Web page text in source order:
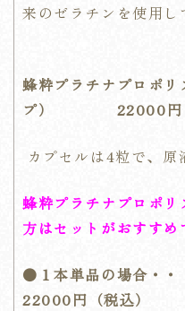
来のゼラチンを使用し
蜂粋プラチナプロポリ
プ） 22000
カプセルは4粒で、原
蜂粋プラチナプロポ
方はセットがおすすめ
●１本単品の場合・
22000円（税込）